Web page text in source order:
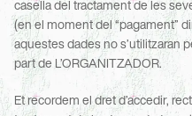
casella del tractament de les
(en el moment del “pagament”
aquestes dades no s’utilitzaran
part de L’ORGANITZADOR.
Et recordem el dret d’accedir,